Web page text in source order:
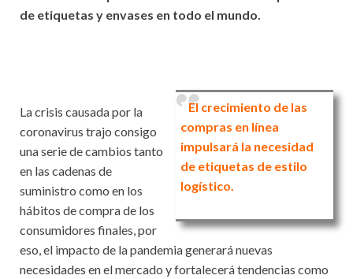
e
b
k
itt
er
ai at ke
de etiquetas y envases en todo el mundo.
El crecimiento de las
compras en línea
impulsará la necesidad
de etiquetas de estilo
logístico.
La crisis causada por la
coronavirus trajo consigo
una serie de cambios tanto
en las cadenas de
suministro como en los
hábitos de compra de los
consumidores finales, por
eso, el impacto de la pandemia generará nuevas
necesidades en el mercado y fortalecerá tendencias como